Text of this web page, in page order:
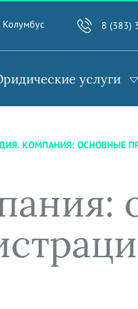
Колумбус 8 (383)
услуги
КОМПАНИЯ: ОСНОВНЫЕ